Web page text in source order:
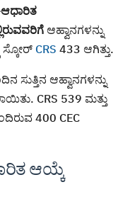
ಆಹ್ವಾನಗಳನ್ನು
ಸ್ಕೋರ್ CRS 433 ಆಗಿತ್ತು.
ಸುತ್ತಿನ ಆಹ್ವಾನಗಳನ್ನು
CRS 539 ಮತ್ತು
400 CEC
ಆಯ್ಕೆ